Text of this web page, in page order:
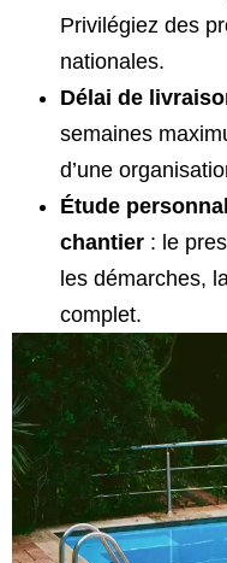
Privilégiez des
nationales.
Délai de
semaines
d’une
Étude
chantier : le
les démarches,
complet.